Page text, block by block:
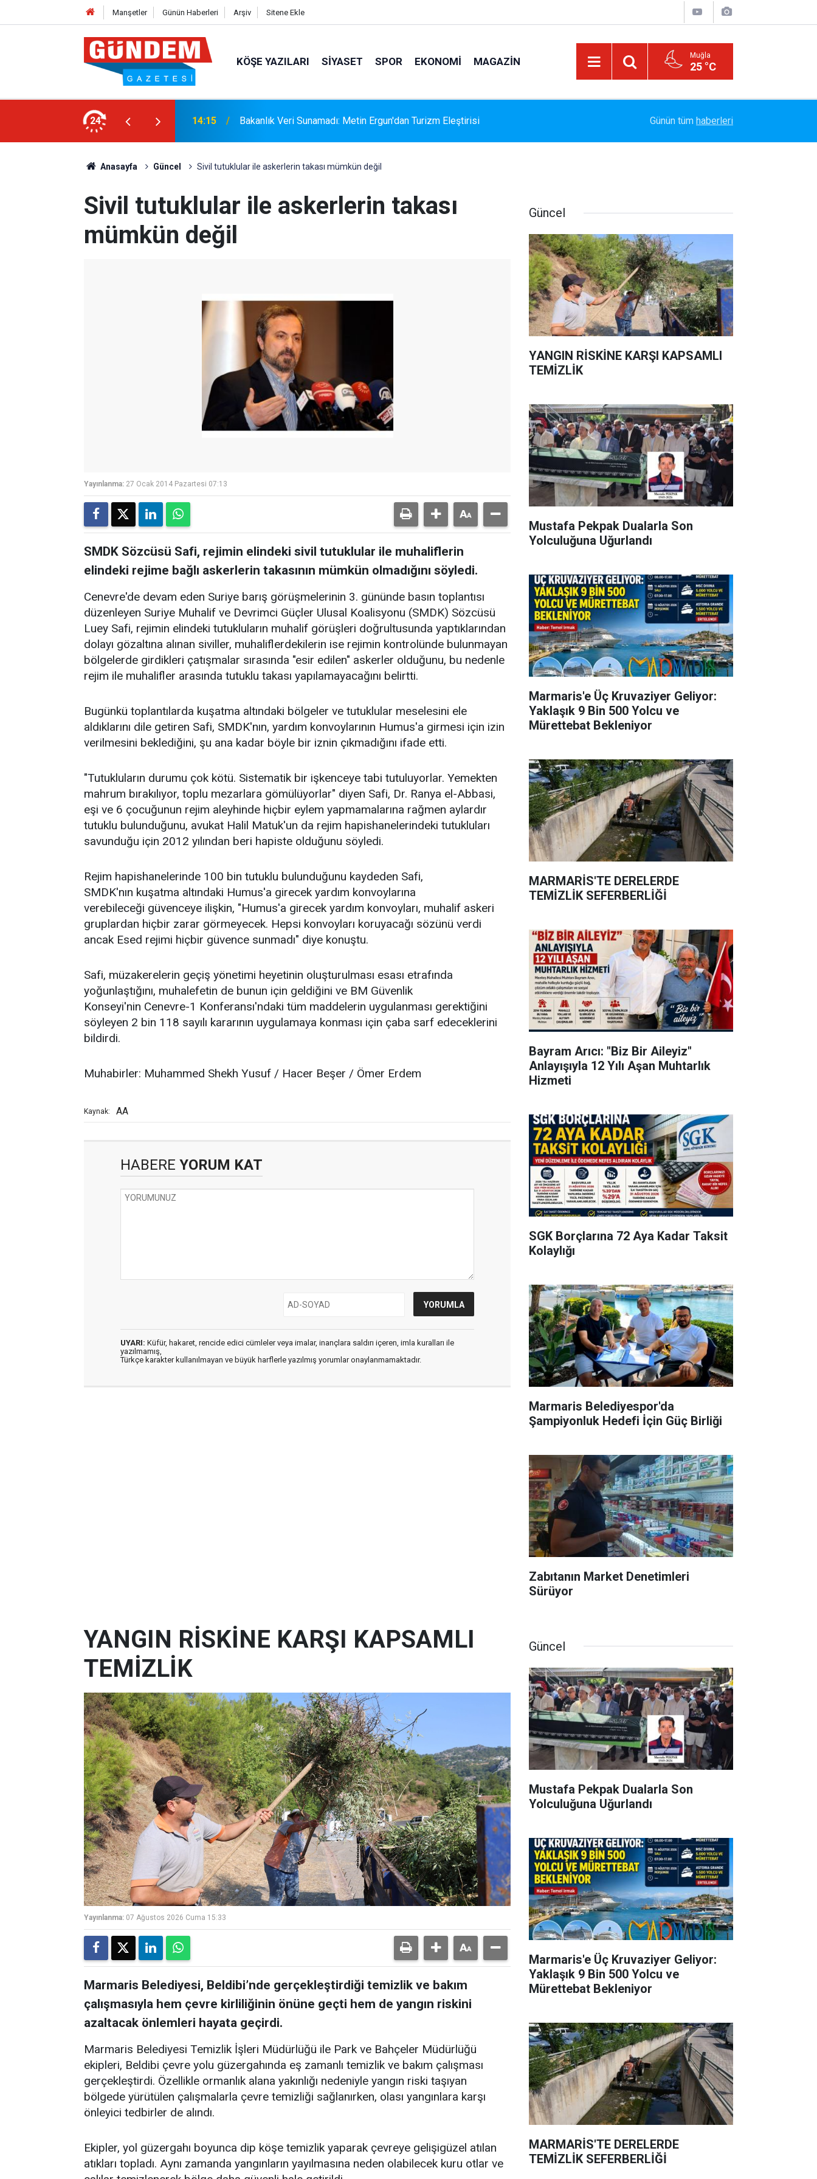
Manşetler Günün Haberleri Arşiv Sitene Ekle
KÖŞE YAZILARI SIYASET SPOR EKONOMI MAGAZIN Muğla
25 °C
24
Gelişim Ligi İçin Başvurusunu
14:15 Bakanlık Veri Sunamadı: Metin Ergun'dan Turizm Eleştirisi
Vazgeç Gel"
Günün tüm haberleri
Anasayfa Güncel Sivil tutuklular ile askerlerin takası mümkün değil
Sivil tutuklular ile askerlerin takası
mümkün değil
Yayınlanma: 27 Ocak 2014 Pazartesi 07:13
SMDK Sözcüsü Safi, rejimin elindeki sivil tutuklular ile muhaliflerin
elindeki rejime bağlı askerlerin takasının mümkün olmadığını söyledi.
Cenevre'de devam eden Suriye barış görüşmelerinin 3. gününde basın toplantısı
düzenleyen Suriye Muhalif ve Devrimci Güçler Ulusal Koalisyonu (SMDK) Sözcüsü
Luey Safi, rejimin elindeki tutukluların muhalif görüşleri doğrultusunda yaptıklarından
dolayı gözaltına alınan siviller, muhaliflerdekilerin ise rejimin kontrolünde bulunmayan
bölgelerde girdikleri çatışmalar sırasında "esir edilen" askerler olduğunu, bu nedenle
rejim ile muhalifler arasında tutuklu takası yapılamayacağını belirtti.
Bugünkü toplantılarda kuşatma altındaki bölgeler ve tutuklular meselesini ele
aldıklarını dile getiren Safi, SMDK'nın, yardım konvoylarının Humus'a girmesi için izin
verilmesini beklediğini, şu ana kadar böyle bir iznin çıkmadığını ifade etti.
"Tutukluların durumu çok kötü. Sistematik bir işkenceye tabi tutuluyorlar. Yemekten
mahrum bırakılıyor, toplu mezarlara gömülüyorlar" diyen Safi, Dr. Ranya el-Abbasi,
eşi ve 6 çocuğunun rejim aleyhinde hiçbir eylem yapmamalarına rağmen aylardır
tutuklu bulunduğunu, avukat Halil Matuk'un da rejim hapishanelerindeki tutukluları
savunduğu için 2012 yılından beri hapiste olduğunu söyledi.
Rejim hapishanelerinde 100 bin tutuklu bulunduğunu kaydeden Safi,
SMDK'nın kuşatma altındaki Humus'a girecek yardım konvoylarına
verebileceği güvenceye ilişkin, "Humus'a girecek yardım konvoyları, muhalif askeri
gruplardan hiçbir zarar görmeyecek. Hepsi konvoyları koruyacağı sözünü verdi
ancak Esed rejimi hiçbir güvence sunmadı" diye konuştu.
Safi, müzakerelerin geçiş yönetimi heyetinin oluşturulması esası etrafında
yoğunlaştığını, muhalefetin de bunun için geldiğini ve BM Güvenlik
Konseyi'nin Cenevre-1 Konferansı'ndaki tüm maddelerin uygulanması gerektiğini
söyleyen 2 bin 118 sayılı kararının uygulamaya konması için çaba sarf edeceklerini
bildirdi.
Muhabirler: Muhammed Shekh Yusuf / Hacer Beşer / Ömer Erdem
Kaynak: AA
HABERE YORUM KAT
UYARI: Küfür, hakaret, rencide edici cümleler veya imalar, inançlara saldırı içeren, imla kuralları ile
yazılmamış,
Türkçe karakter kullanılmayan ve büyük harflerle yazılmış yorumlar onaylanmamaktadır.
Güncel
YANGIN RİSKİNE KARŞI KAPSAMLI
TEMİZLİK
Mustafa Pekpak Dualarla Son
Yolculuğuna Uğurlandı
Marmaris'e Üç Kruvaziyer Geliyor:
Yaklaşık 9 Bin 500 Yolcu ve
Mürettebat Bekleniyor
MARMARİS'TE DERELERDE
TEMİZLİK SEFERBERLİĞİ
Bayram Arıcı: "Biz Bir Aileyiz"
Anlayışıyla 12 Yılı Aşan Muhtarlık
Hizmeti
SGK Borçlarına 72 Aya Kadar Taksit
Kolaylığı
Marmaris Belediyespor'da
Şampiyonluk Hedefi İçin Güç Birliği
Zabıtanın Market Denetimleri
Sürüyor
YANGIN RİSKİNE KARŞI KAPSAMLI
TEMİZLİK
Yayınlanma: 07 Ağustos 2026 Cuma 15:33
Marmaris Belediyesi, Beldibi’nde gerçekleştirdiği temizlik ve bakım
çalışmasıyla hem çevre kirliliğinin önüne geçti hem de yangın riskini
azaltacak önlemleri hayata geçirdi.
Marmaris Belediyesi Temizlik İşleri Müdürlüğü ile Park ve Bahçeler Müdürlüğü
ekipleri, Beldibi çevre yolu güzergahında eş zamanlı temizlik ve bakım çalışması
gerçekleştirdi. Özellikle ormanlık alana yakınlığı nedeniyle yangın riski taşıyan
bölgede yürütülen çalışmalarla çevre temizliği sağlanırken, olası yangınlara karşı
önleyici tedbirler de alındı.
Ekipler, yol güzergahı boyunca dip köşe temizlik yaparak çevreye gelişigüzel atılan
atıkları topladı. Aynı zamanda yangınların yayılmasına neden olabilecek kuru otlar ve
Güncel
Mustafa Pekpak Dualarla Son
Yolculuğuna Uğurlandı
Marmaris'e Üç Kruvaziyer Geliyor:
Yaklaşık 9 Bin 500 Yolcu ve
Mürettebat Bekleniyor
MARMARİS'TE DERELERDE
TEMİZLİK SEFERBERLİĞİ